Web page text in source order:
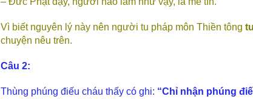
Vì biết nguyên lý này nên người tu pháp môn Thiền tông
chuyện nêu trên.
Câu 2:
Thùng phúng điếu cháu thấy có ghi: “Chỉ nhận phúng